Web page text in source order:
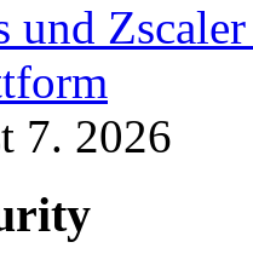
und
7. 2026